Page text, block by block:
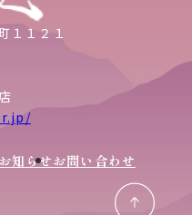
１１２１
お知らせお問い合わせ